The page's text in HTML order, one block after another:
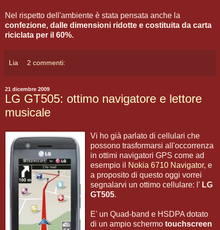
Nel rispetto dell'ambiente è stata pensata anche la
confezione, dalle dimensioni ridotte e costituita da carta
riciclata per il 60%.
Lia 2 commenti:
21 dicembre 2009
LG GT505: ottimo navigatore e lettore
musicale
Vi ho già parlato di cellulari che
possono trasformarsi all'occorrenza
in ottimi navigatori GPS come ad
esempio il
Nokia 6710 Navigator, e
a proposito di questo oggi vorrei
segnalarvi un ottimo cellulare: l' LG
GT505.
E' un Quad-band e HSDPA dotato
di un ampio schermo touchscreen